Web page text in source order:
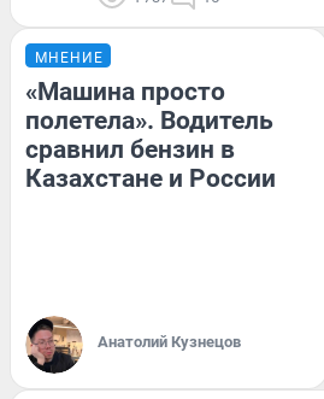
МНЕНИЕ
«Машина просто
полетела». Водитель
сравнил бензин в
Казахстане и России
Анатолий Кузнецов